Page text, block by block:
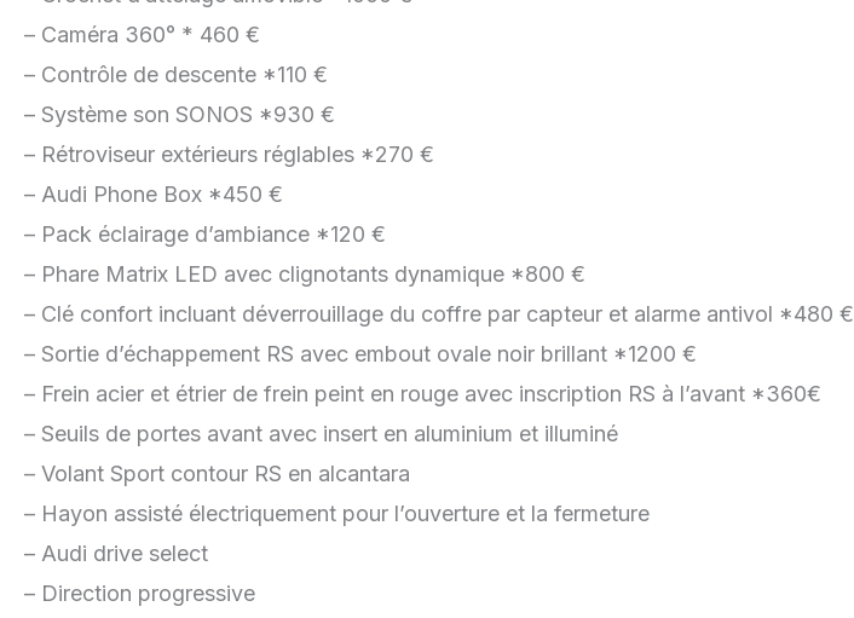
– Caméra 360° * 460 €
– Contrôle de descente *110 €
– Système son SONOS *930 €
– Rétroviseur extérieurs réglables *270 €
– Audi Phone Box *450 €
– Pack éclairage d’ambiance *120 €
– Phare Matrix LED avec clignotants dynamique *800 €
– Clé confort incluant déverrouillage du coffre par capteur et alarme antivol *480 €
– Sortie d’échappement RS avec embout ovale noir brillant *1200 €
– Frein acier et étrier de frein peint en rouge avec inscription RS à l’avant *360€
– Seuils de portes avant avec insert en aluminium et illuminé
– Volant Sport contour RS en alcantara
– Hayon assisté électriquement pour l’ouverture et la fermeture
– Audi drive select
– Direction progressive